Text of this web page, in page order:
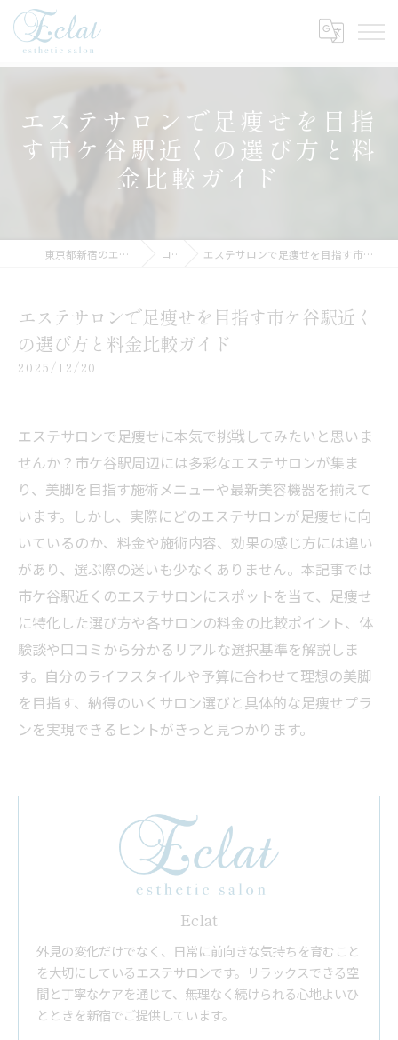
エステサロンで足痩せを目指
す市ケ谷駅近くの選び方と料
金比較ガイド
東京都新宿のエステサロンならEclat コラム エステサロンで足痩せを目指す市ケ谷駅近くの選び方と料金比較ガイド
エステサロンで足痩せを目指す市ケ谷駅近く
の選び方と料金比較ガイド
2025/12/20
エステサロンで足痩せに本気で挑戦してみたいと思いま
せんか？市ケ谷駅周辺には多彩なエステサロンが集ま
り、美脚を目指す施術メニューや最新美容機器を揃えて
います。しかし、実際にどのエステサロンが足痩せに向
いているのか、料金や施術内容、効果の感じ方には違い
があり、選ぶ際の迷いも少なくありません。本記事では
市ケ谷駅近くのエステサロンにスポットを当て、足痩せ
に特化した選び方や各サロンの料金の比較ポイント、体
験談や口コミから分かるリアルな選択基準を解説しま
す。自分のライフスタイルや予算に合わせて理想の美脚
を目指す、納得のいくサロン選びと具体的な足痩せプラ
ンを実現できるヒントがきっと見つかります。
Eclat
外見の変化だけでなく、日常に前向きな気持ちを育むこと
を大切にしているエステサロンです。リラックスできる空
間と丁寧なケアを通じて、無理なく続けられる心地よいひ
とときを新宿でご提供しています。